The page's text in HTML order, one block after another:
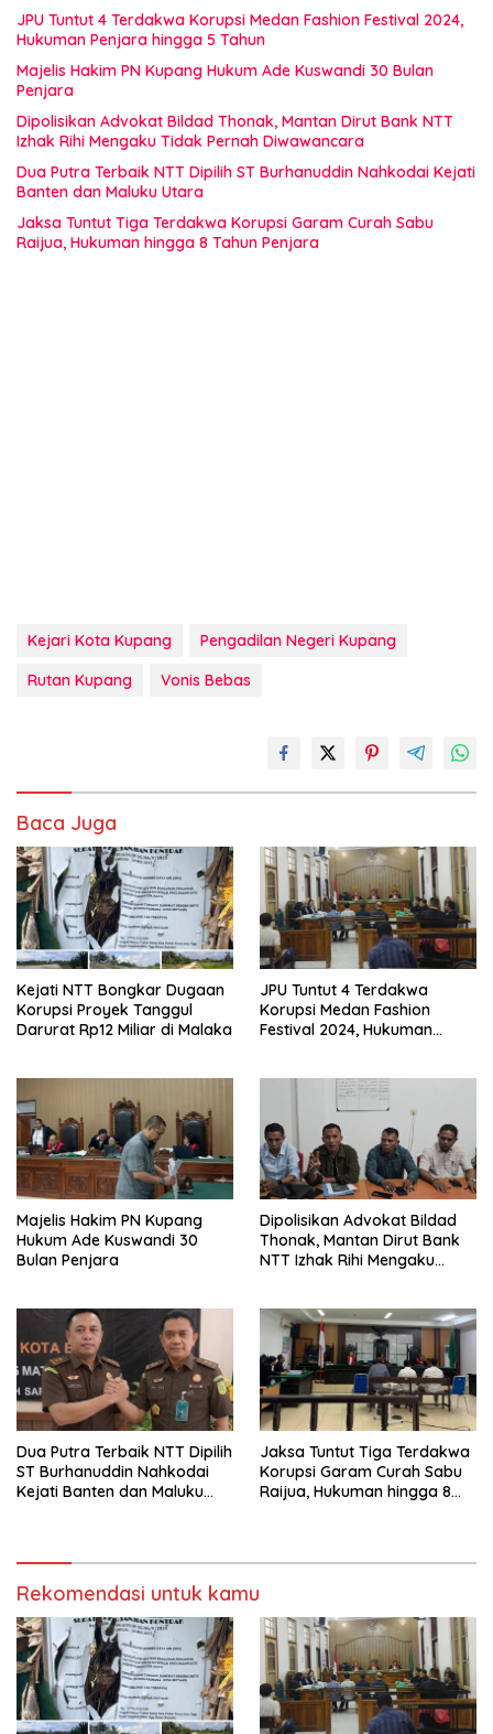
JPU Tuntut 4 Terdakwa Korupsi Medan Fashion Festival 2024,
Hukuman Penjara hingga 5 Tahun
Majelis Hakim PN Kupang Hukum Ade Kuswandi 30 Bulan
Penjara
Dipolisikan Advokat Bildad Thonak, Mantan Dirut Bank NTT
Izhak Rihi Mengaku Tidak Pernah Diwawancara
Dua Putra Terbaik NTT Dipilih ST Burhanuddin Nahkodai Kejati
Banten dan Maluku Utara
Jaksa Tuntut Tiga Terdakwa Korupsi Garam Curah Sabu
Raijua, Hukuman hingga 8 Tahun Penjara
Kejari Kota Kupang
Pengadilan Negeri Kupang
Rutan Kupang
Vonis Bebas
Baca Juga
Kejati NTT Bongkar Dugaan
Korupsi Proyek Tanggul
Darurat Rp12 Miliar di Malaka
JPU Tuntut 4 Terdakwa
Korupsi Medan Fashion
Festival 2024, Hukuman
Majelis Hakim PN Kupang
Hukum Ade Kuswandi 30
Bulan Penjara
Dipolisikan Advokat Bildad
Thonak, Mantan Dirut Bank
NTT Izhak Rihi Mengaku
Dua Putra Terbaik NTT Dipilih
ST Burhanuddin Nahkodai
Kejati Banten dan Maluku
Jaksa Tuntut Tiga Terdakwa
Korupsi Garam Curah Sabu
Raijua, Hukuman hingga 8
Rekomendasi untuk kamu